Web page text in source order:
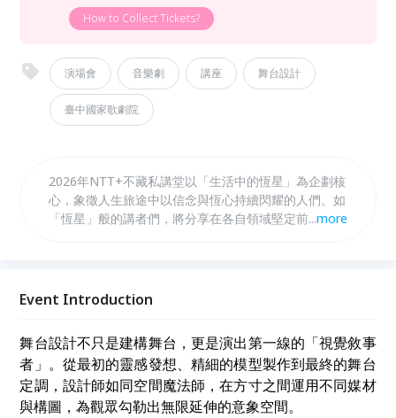
How to Collect Tickets?
演場會 音樂劇 講座 舞台設計
臺中國家歌劇院
2026年NTT+不藏私講堂以「生活中的恆星」為企劃核
心，象徵人生旅途中以信念與恆心持續閃耀的人們。如
「恆星」般的講者們，將分享在各自領域堅定前行的故
相遇，為生命注入嶄新的能量與開闊的視野。
...more
Event Introduction
舞台設計不只是建構舞台，更是演出第一線的「視覺敘事
者」。從最初的靈感發想、精細的模型製作到最終的舞台
定調，設計師如同空間魔法師，在方寸之間運用不同媒材
與構圖，為觀眾勾勒出無限延伸的意象空間。